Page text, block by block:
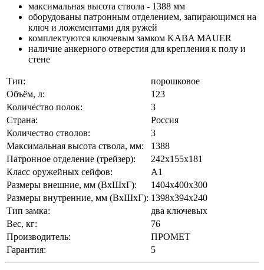
максимальная высота ствола - 1388 мм
оборудованы патронным отделением, запирающимся на
ключ и ложементами для ружей
комплектуются ключевым замком KABA MAUER
наличие анкерного отверстия для крепления к полу и
стене
Тип:
порошковое
Объём, л:
123
Количество полок:
3
Страна:
Россия
Количество стволов:
3
Максимальная высота ствола, мм:
1388
Патронное отделение (трейзер):
242x155x181
Класс оружейных сейфов:
А1
Размеры внешние, мм (ВхШхГ):
1404x400x300
Размеры внутренние, мм (ВхШхГ): 1398x394x240
Тип замка:
два ключевых
Вес, кг:
76
Производитель:
ПРОМЕТ
Гарантия:
5